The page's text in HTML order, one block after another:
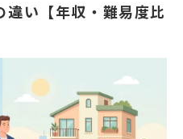
い【年収・難易度比